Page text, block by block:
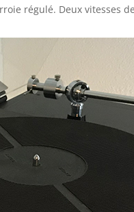
régulé. Deux vitesses